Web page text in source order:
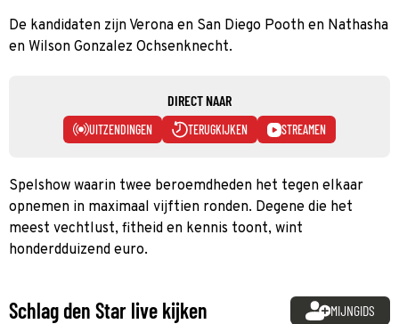
De kandidaten zijn Verona en San Diego Pooth en Nathasha
en Wilson Gonzalez Ochsenknecht.
DIRECT NAAR
UITZENDINGEN TERUGKIJKEN STREAMEN
Spelshow waarin twee beroemdheden het tegen elkaar
opnemen in maximaal vijftien ronden. Degene die het
meest vechtlust, fitheid en kennis toont, wint
honderdduizend euro.
Schlag den Star live kijken MIJNGIDS